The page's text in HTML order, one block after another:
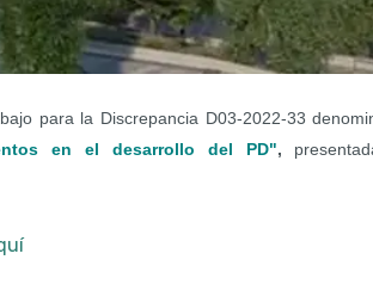
para la Discrepancia D03-2022-33
en el desarrollo del PD",